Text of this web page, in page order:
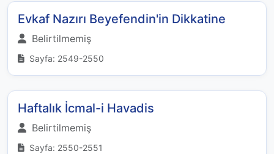
Evkaf Nazırı Beyefendin'in Dikkatine
Belirtilmemiş
Sayfa: 2549-2550
Haftalık İcmal-i Havadis
Belirtilmemiş
Sayfa: 2550-2551